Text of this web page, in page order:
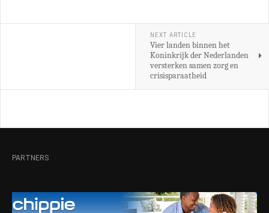
NEXT ARTICLE
Vier landen binnen het
Koninkrijk der Nederlanden
versterken samen zorg en
crisisparaatheid
PARTNERS